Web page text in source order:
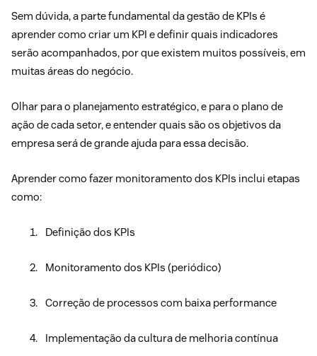
Sem dúvida, a parte fundamental da gestão de KPIs é
aprender como criar um KPI e definir quais indicadores
serão acompanhados, por que existem muitos possíveis, em
muitas áreas do negócio.
Olhar para o planejamento estratégico, e para o plano de
ação de cada setor, e entender quais são os objetivos da
empresa será de grande ajuda para essa decisão.
Aprender como fazer monitoramento dos KPIs inclui etapas
como:
Definição dos KPIs
Monitoramento dos KPIs (periódico)
Correção de processos com baixa performance
Implementação da cultura de melhoria contínua